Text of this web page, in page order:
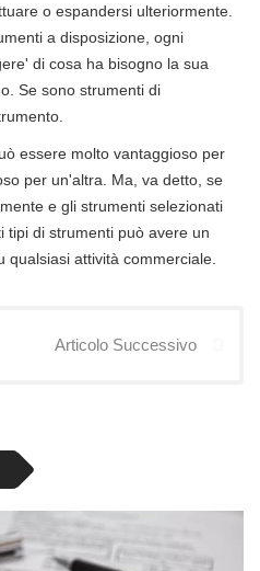
o espandersi ulteriormente.
a disposizione, ogni
di cosa ha bisogno la sua
Se sono strumenti di
essere molto vantaggioso per
per un'altra. Ma, va detto, se
e gli strumenti selezionati
tipi di strumenti può avere un
qualsiasi attività commerciale.
Articolo Successivo